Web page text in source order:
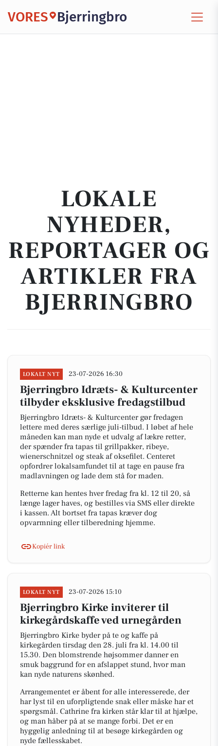
VORES Bjerringbro
LOKALE
NYHEDER,
REPORTAGER OG
ARTIKLER FRA
BJERRINGBRO
LOKALT NYT 23-07-2026 16:30
Bjerringbro Idræts- & Kulturcenter
tilbyder eksklusive fredagstilbud
Bjerringbro Idræts- & Kulturcenter gør fredagen
lettere med deres særlige juli-tilbud. I løbet af hele
måneden kan man nyde et udvalg af lækre retter,
der spænder fra tapas til grillpakker, ribeye,
wienerschnitzel og steak af oksefilet. Centeret
opfordrer lokalsamfundet til at tage en pause fra
madlavningen og lade dem stå for maden.
Retterne kan hentes hver fredag fra kl. 12 til 20, så
længe lager haves, og bestilles via SMS eller direkte
i kassen. Alt bortset fra tapas kræver dog
opvarmning eller tilberedning hjemme.
Kopiér link
LOKALT NYT 23-07-2026 15:10
Bjerringbro Kirke inviterer til
kirkegårdskaffe ved urnegården
Bjerringbro Kirke byder på te og kaffe på
kirkegården tirsdag den 28. juli fra kl. 14.00 til
15.30. Den blomstrende højsommer danner en
smuk baggrund for en afslappet stund, hvor man
kan nyde naturens skønhed.
Arrangementet er åbent for alle interesserede, der
har lyst til en uforpligtende snak eller måske har et
spørgsmål. Cathrine fra kirken står klar til at hjælpe,
og man håber på at se mange forbi. Det er en
hyggelig anledning til at besøge kirkegården og
nyde fællesskabet.